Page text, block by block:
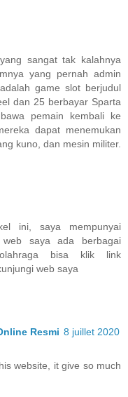
sangat tak kalahnya
yang pernah admin
game slot berjudul
dan 25 berbayar Sparta
pemain kembali ke
dapat menemukan
kuno, dan mesin militer.
ini, saya mempunyai
saya ada berbagai
bisa klik link
web saya
Resmi 8 juillet 2020
website, it give so much